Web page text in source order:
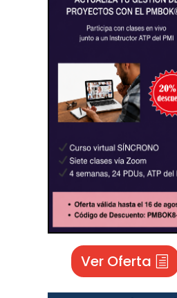
Ver Oferta